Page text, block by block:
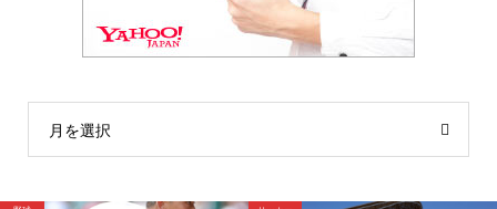
月を選択